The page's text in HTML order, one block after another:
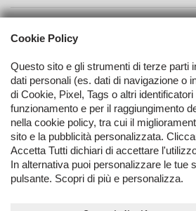
Sede di Como
AZIENDA
Copyright © 2026 Autoverri Di Giancarlo
-Leggi l'informativa sulla privacy-Cookie
Cookie Policy
Questo sito e gli strumenti di terze parti
dati personali (es. dati di navigazione o
di Cookie, Pixel, Tags o altri
funzionamento e per il raggiungimento
nella cookie policy, tra cui il
sito e la pubblicità personalizzata.
Accetta Tutti dichiari di accettare
In alternativa puoi personalizzare le tue
pulsante. Scopri di più e personalizza.